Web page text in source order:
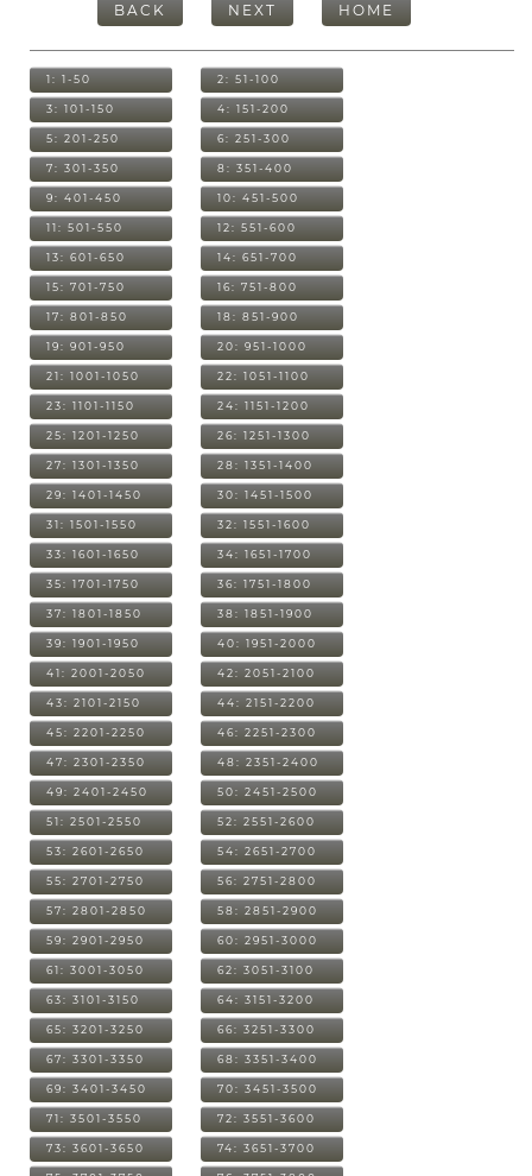
BACK NEXT HOME
1: 1-50 2: 51-100
3: 101-150 4: 151-200
5: 201-250 6: 251-300
7: 301-350 8: 351-400
9: 401-450 10: 451-500
11: 501-550 12: 551-600
13: 601-650 14: 651-700
15: 701-750 16: 751-800
17: 801-850 18: 851-900
19: 901-950 20: 951-1000
21: 1001-1050 22: 1051-1100
23: 1101-1150 24: 1151-1200
25: 1201-1250 26: 1251-1300
27: 1301-1350 28: 1351-1400
29: 1401-1450 30: 1451-1500
31: 1501-1550 32: 1551-1600
33: 1601-1650 34: 1651-1700
35: 1701-1750 36: 1751-1800
37: 1801-1850 38: 1851-1900
39: 1901-1950 40: 1951-2000
41: 2001-2050 42: 2051-2100
43: 2101-2150 44: 2151-2200
45: 2201-2250 46: 2251-2300
47: 2301-2350 48: 2351-2400
49: 2401-2450 50: 2451-2500
51: 2501-2550 52: 2551-2600
53: 2601-2650 54: 2651-2700
55: 2701-2750 56: 2751-2800
57: 2801-2850 58: 2851-2900
59: 2901-2950 60: 2951-3000
61: 3001-3050 62: 3051-3100
63: 3101-3150 64: 3151-3200
65: 3201-3250 66: 3251-3300
67: 3301-3350 68: 3351-3400
69: 3401-3450 70: 3451-3500
71: 3501-3550 72: 3551-3600
73: 3601-3650 74: 3651-3700